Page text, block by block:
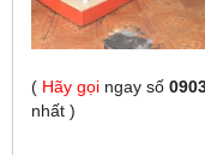
( Hãy gọi ngay số
nhất )